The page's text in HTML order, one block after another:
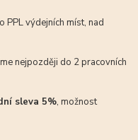
PPL výdejních míst, nad
nejpozději do 2 pracovních
sleva 5%, možnost